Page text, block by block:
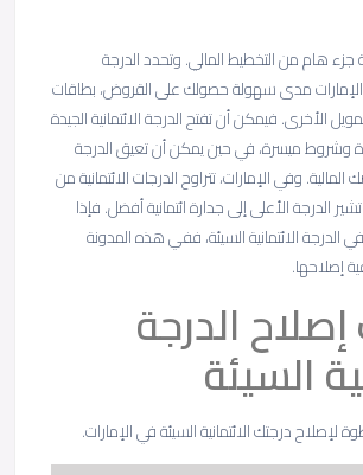
جزء هام من التخطيط المالي. وتحدد الدرجة
الإمارات مدى سهولة حصولك على القروض، بطاقات
الأخرى. فيمكن أن تفتح الدرجة الائتمانية الجيدة
وشروط ميسرة، في حين يمكن أن تعيق الدرجة
المالية. وفي الإمارات، تتراوح الدرجات الائتمانية من
حيث تشير الدرجة الأعلى إلى جدارة ائتمانية أفضل. فإذا
الائتمانية السيئة، ففي هذه المدونة
إصلاحها.
الدرجة
السيئة
لإصلاح درجتك الائتمانية السيئة في الإمارات.